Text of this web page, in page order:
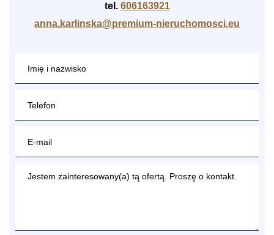
tel. 606163921
anna.karlinska@premium-nieruchomosci.eu